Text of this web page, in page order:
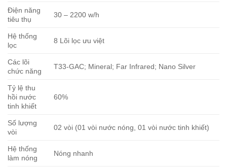
Điện năng
tiêu thụ
30 – 2200 w/h
Hệ thống
lọc
8 Lõi lọc ưu việt
Các lõi
chức năng
T33-GAC; Mineral; Far Infrared; Nano Silver
Tỷ lệ thu
hồi nước
tinh khiết
60%
Số lượng
vòi
02 vòi (01 vòi nước nóng, 01 vòi nước tinh khiết)
Hệ thống
làm nóng
Nóng nhanh